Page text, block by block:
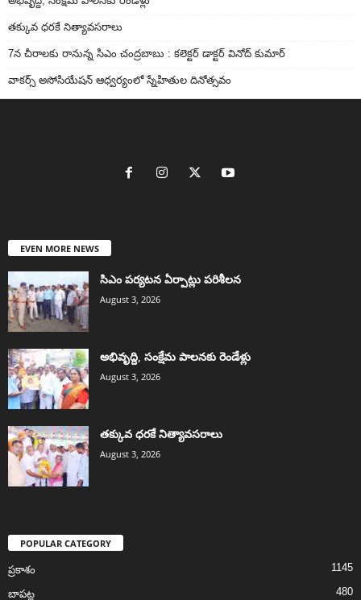
తక్కువ ధరకే నిత్యావసరాలు
7న చీరాలకు రానున్న సిఎం చంద్రబాబు : కలెక్టర్ డాక్టర్ వినోద్ కుమార్
వాకర్స్‌ అసోసియేషన్‌ ఆధ్వర్యంలో స్నేహితుల దినోత్సవం
EVEN MORE NEWS
సిఎం పర్యటన ఏర్పాట్లు పరిశీలన
August 3, 2026
అభివృద్ది, సంక్షేమ పాలనకు రెండేళ్లు
August 3, 2026
తక్కువ ధరకే నిత్యావసరాలు
August 3, 2026
POPULAR CATEGORY
ప్రకాశం 1145
బాపట్ల 480